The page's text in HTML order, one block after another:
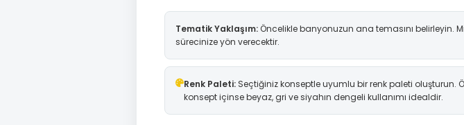
Tematik Yaklaşım:Öncelikle banyonuzun ana temasını
sürecinize yön verecektir.
Renk Paleti: Seçtiğiniz konseptle uyumlu bir renk paleti oluşturun.
konsept içinse beyaz, gri ve siyahın dengeli kullanımı idealdir.